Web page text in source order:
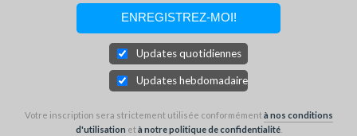
Updates quotidiennes
Updates hebdomadaires
Votre inscription sera strictement utilisée conformémentà nos conditions
d'utilisation età notre politique de confidentialité.